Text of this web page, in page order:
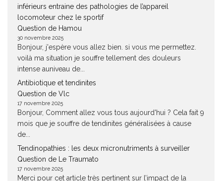
inférieurs entraine des pathologies de l’appareil
locomoteur chez le sportif
Question de Hamou
30 novembre 2025
Bonjour, j'espère vous allez bien. si vous me permettez.
voilà ma situation je souffre tellement des douleurs
intense auniveau de...
Antibiotique et tendinites
Question de Vlc
17 novembre 2025
Bonjour, Comment allez vous tous aujourd'hui ? Cela fait 9
mois que je souffre de tendinites généralisées à cause
de...
Tendinopathies : les deux micronutriments à surveiller
Question de Le Traumato
17 novembre 2025
Merci pour cet article très pertinent sur l’impact de la